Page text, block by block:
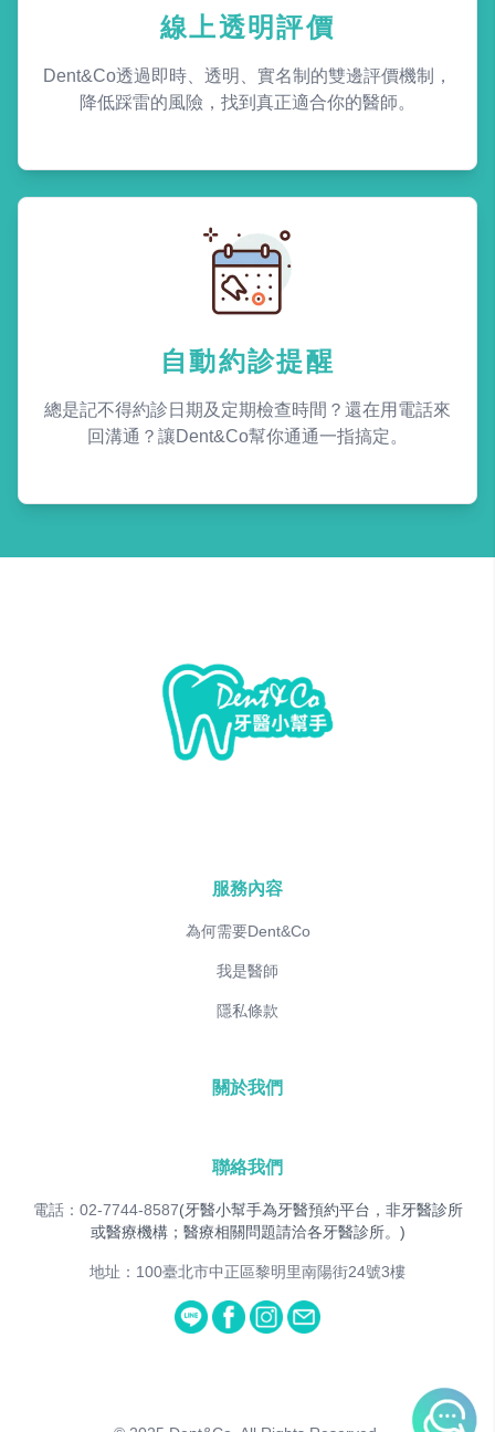
線上透明評價
Dent&Co透過即時、透明、實名制的雙邊評價機制，
降低踩雷的風險，找到真正適合你的醫師。
自動約診提醒
總是記不得約診日期及定期檢查時間？還在用電話來
回溝通？讓Dent&Co幫你通通一指搞定。
服務內容
為何需要Dent&Co
我是醫師
隱私條款
關於我們
聯絡我們
電話：02-7744-8587(牙醫小幫手為牙醫預約平台，非牙醫診所
或醫療機構；醫療相關問題請洽各牙醫診所。)
地址：100臺北市中正區黎明里南陽街24號3樓